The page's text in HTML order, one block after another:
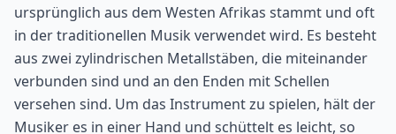
ursprünglich aus dem Westen Afrikas stammt und oft
in der traditionellen Musik verwendet wird. Es besteht
aus zwei zylindrischen Metallstäben, die miteinander
verbunden sind und an den Enden mit Schellen
versehen sind. Um das Instrument zu spielen, hält der
Musiker es in einer Hand und schüttelt es leicht, so